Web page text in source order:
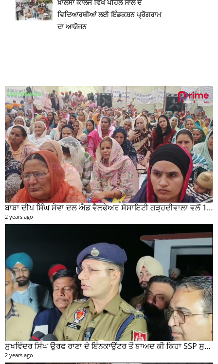
ਖ਼ਾਲਸਾ ਕਾਲਜ ਵਿਖੇ ਪਹਿਲੇ ਸਾਲ ਦੇ
ਵਿਦਿਆਰਥੀਆਂ ਲਈ ਇੰਡਕਸ਼ਨ ਪ੍ਰੋਗਰਾਮ
ਦਾ ਆਯੋਜਨ
ਬਾਬਾ ਦੀਪ ਸਿੰਘ ਸੇਵਾ ਦਲ ਐਡ ਵੈਲਫੇਅਰ ਸੋਸਾਇਟੀ ਗੜ੍ਹਦੀਵਾਲਾ ਵਲੋਂ 100 ਵਾਂ ਮਹੀਨਾਵਾਰ ਰਾਸ਼ਨ ਵੰਡ ਸਮਾਰੋਹ ਕਰਵਾਇਆ
2 years ago
ਸੁਖਵਿੰਦਰ ਸਿੰਘ ਉਰਫ ਰਾਣਾ ਦੇ ਇੰਨਕਾਉਂਟਰ ਤੋਂ ਬਾਅਦ ਕੀ ਕਿਹਾ SSP ਸੁਰੇਂਦਰ ਲਾਂਬਾ ਤੁਸੀਂ ਵੀ ਸੁਣੋ...
2 years ago